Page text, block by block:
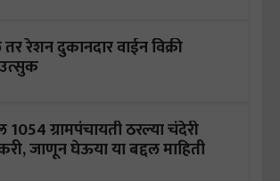
रेशन दुकानदार वाईन विक्री
1054 ग्रामपंचायती ठरल्या चंदेरी
जाणून घेऊया या बद्दल माहिती